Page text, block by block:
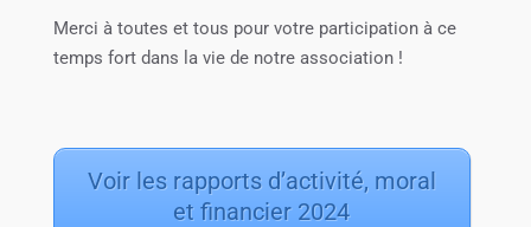
Merci à toutes et tous pour votre participation à ce
temps fort dans la vie de notre association !
Voir les rapports d’activité, moral
et financier 2024